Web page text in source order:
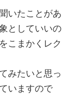
いたことがあ
としていいの
こまかくレク
みたいと思っ
いますので